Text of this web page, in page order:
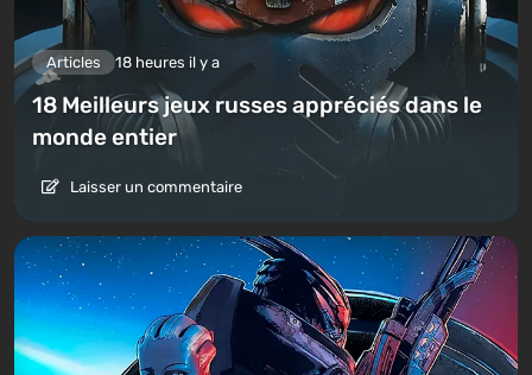
Articles 18 heures il y a
18 Meilleurs jeux russes appréciés dans le
monde entier
Laisser un commentaire